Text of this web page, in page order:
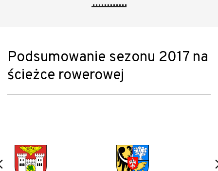
Podsumowanie sezonu 2017 na
ścieżce rowerowej